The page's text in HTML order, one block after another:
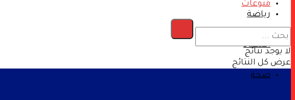
رياضة
اقتصاد
صحة
منوعات
لا يوجد نتائج
عرض كل النتائج